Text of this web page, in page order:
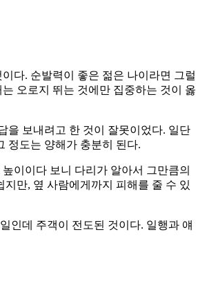
다. 순발력이 좋은 젊은 나이라면 그럴
오로지 뛰는 것에만 집중하는 것이 옳
을 보내려고 한 것이 잘못이었다. 일단
정도는 양해가 충분히 된다.
이이다 보니 다리가 알아서 그만큼의
만, 옆 사람에게까지 피해를 줄 수 있
인데 주객이 전도된 것이다. 일행과 얘